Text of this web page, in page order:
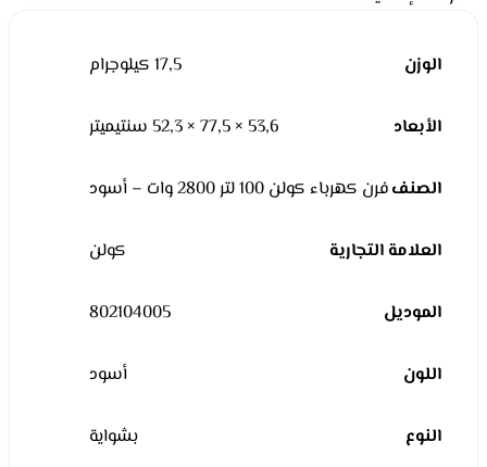
الوزن 17,5 كيلوجرام
الأبعاد 53,6 × 77,5 × 52,3 سنتيميتر
الصنففرن كهرباء كولن 100 لتر 2800 وات – أسود
العلامة التجارية كولن
الموديل 802104005
اللون أسود
النوع بشواية